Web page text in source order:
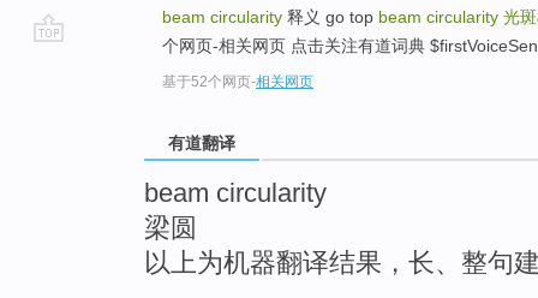
beam circularity 释义 go top beam circularity 光
个网页-相关网页 点击关注有道词典
基于52个网页-相关网页
有道翻译
beam circularity
梁圆
以上为机器翻译结果，长、整句